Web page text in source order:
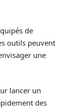
de
outils peuvent
une
lancer un
des